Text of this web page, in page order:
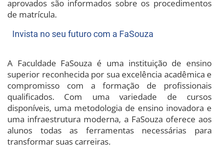
aprovados são informados sobre os procedimentos
de matrícula.
Invista no seu futuro com a FaSouza
A Faculdade FaSouza é uma instituição de ensino
superior reconhecida por sua excelência acadêmica e
compromisso com a formação de profissionais
qualificados. Com uma variedade de cursos
disponíveis, uma metodologia de ensino inovadora e
uma infraestrutura moderna, a FaSouza oferece aos
alunos todas as ferramentas necessárias para
transformar suas carreiras.